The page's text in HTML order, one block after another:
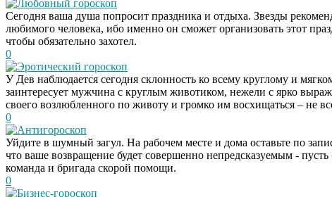
Любовный гороскоп
Сегодня ваша душа попросит праздника и отдыха. Звезды
любимого человека, ибо именно он сможет организовать этот
чтобы обязательно захотел.
0
Эротический гороскоп
У Дев наблюдается сегодня склонность ко всему круглому и
заинтересует мужчина с круглым животиком, нежели с ярко
своего возлюбленного по животу и громко им восхищаться – не
0
Антигороскоп
Уйдите в шумный загул. На рабочем месте и дома оставьте по
что ваше возвращение будет совершенно непредсказуемым -
команда и бригада скорой помощи.
0
Бизнес-гороскоп